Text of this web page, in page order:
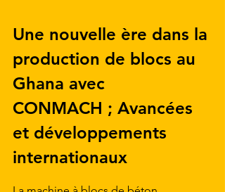
Une nouvelle ère dans la
production de blocs au
Ghana avec
CONMACH ; Avancées
et développements
internationaux